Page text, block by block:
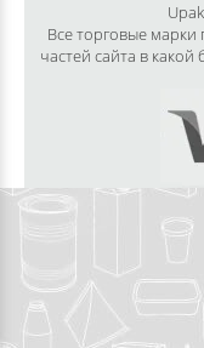
Все торговые
частей сайта в